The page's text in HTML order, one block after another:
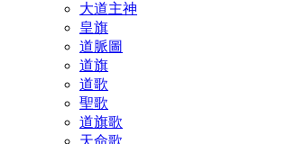
大道主神
皇旗
道脈圖
道旗
道歌
聖歌
道旗歌
天命歌